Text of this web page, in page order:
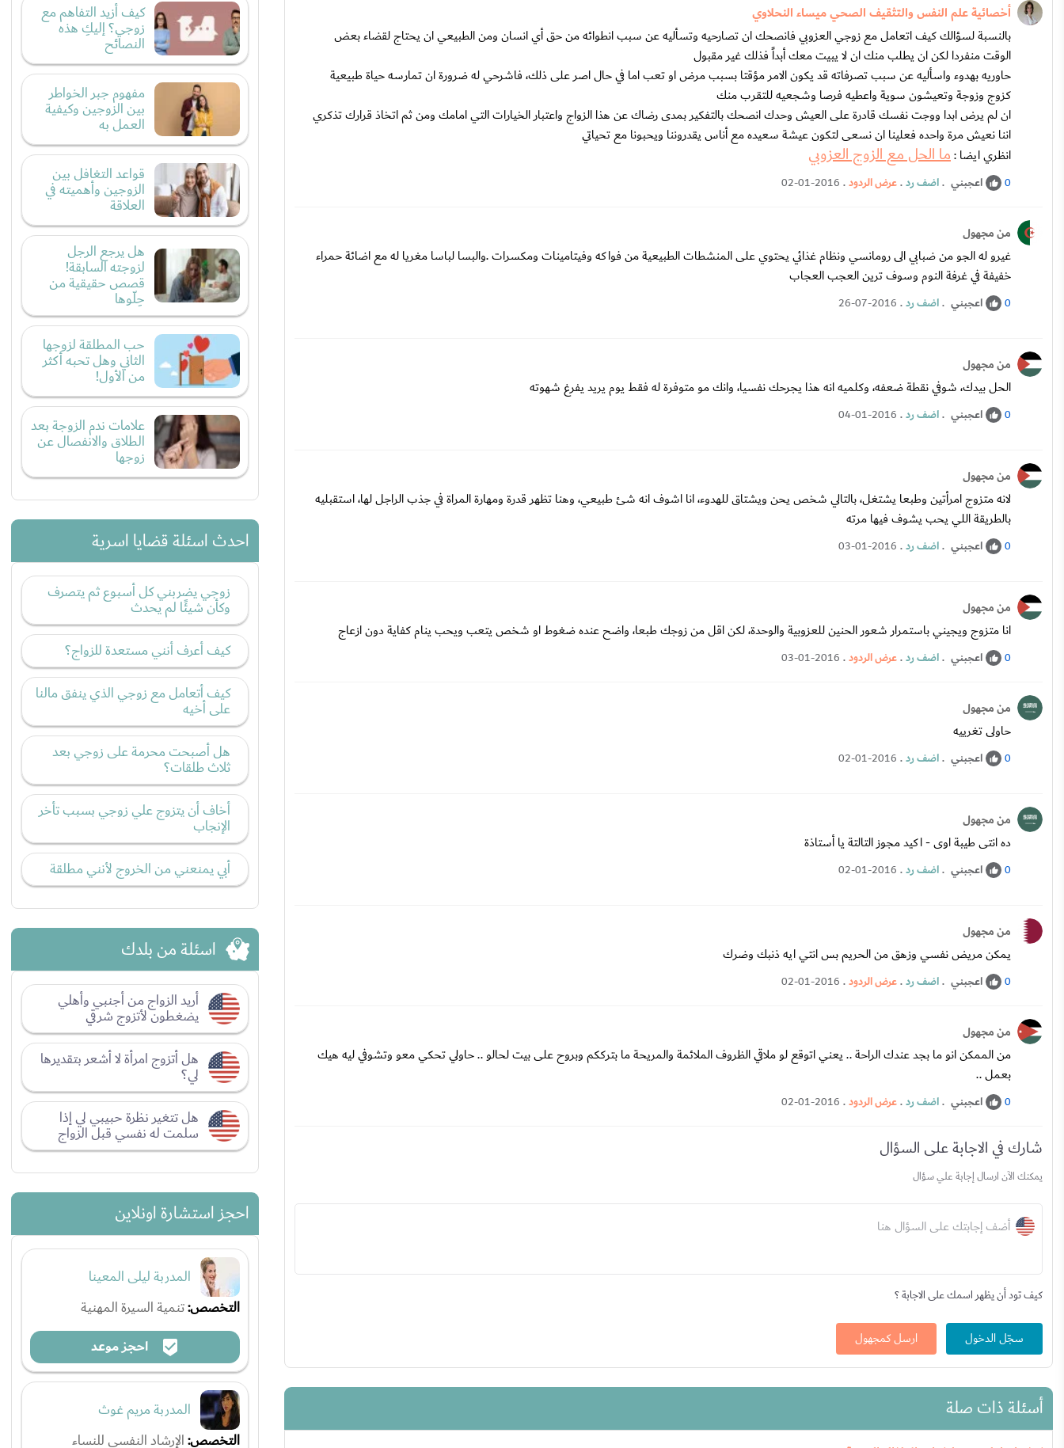
أخصائية علم النفس والتثقيف الصحي ميساء النحلاوي
بالنسبة لسؤالك كيف اتعامل مع زوجي العزوبي فانصحك ان تصارحيه وتسأليه عن سبب انطوائه من حق أي انسان ومن الطبيعي ان يحتاج لقضاء بعض
الوقت منفردا لكن ان يطلب منك ان لا يبيت معك أبداً فذلك غير مقبول
حاوريه بهدوء واسأليه عن سبب تصرفاته قد يكون الامر مؤقتا بسبب مرض او تعب اما في حال اصر على ذلك، فاشرحي له ضرورة ان تمارسه حياة طبيعية
كزوج وزوجة وتعيشون سوية واعطيه فرصا وشجعيه للتقرب منك
ان لم يرض ابدا ووجت نفسك قادرة على العيش وحدك انصحك بالتفكير بمدى رضاك عن هذا الزواج واعتبار الخيارات التي امامك ومن ثم اتخاذ قرارك تذكري
اننا نعيش مرة واحده فعلينا ان نسعى لتكون عيشة سعيده مع أناس يقدروننا ويحبونا مع تحياتي
انظري ايضا :ما الحل مع الزوج العزوبي
0 اعجبني .اضف رد.عرض الردود.
02-01-2016
من مجهول
غيرو له الجو من ضبابي الى رومانسي ونظام غذائي يحتوي على المنشطات الطبيعية من فواكه وفيتامينات ومكسرات .والبسا لباسا مغريا له مع اضائة حمراء
خفيفة في غرفة النوم وسوف ترين العجب العجاب
0 اعجبني .اضف رد.
26-07-2016
من مجهول
الحل بيدك، شوفي نقطة ضعفه، وكلميه انه هذا يجرحك نفسيا، وانك مو متوفرة له فقط يوم يريد يفرغ شهوته
0 اعجبني .اضف رد.
04-01-2016
من مجهول
لانه متزوج امرأتين وطبعا يشتغل، بالتالي شخص يحن ويشتاق للهدوء، انا اشوف انه شئ طبيعي، وهنا تظهر قدرة ومهارة المراة في جذب الراجل لها، استقبليه
بالطريقة اللي يحب يشوف فيها مرته
0 اعجبني .اضف رد.
03-01-2016
من مجهول
انا متزوج ويجيني باستمرار شعور الحنين للعزوبية والوحدة، لكن اقل من زوجك طبعا، واضح عنده ضغوط او شخص يتعب ويحب ينام كفاية دون ازعاج
0 اعجبني .اضف رد.عرض الردود.
03-01-2016
من مجهول
حاولى تغرييه
0 اعجبني .اضف رد.
02-01-2016
من مجهول
ده انتى طيبة اوى - اكيد مجوز التالتة يا أستاذة
0 اعجبني .اضف رد.
02-01-2016
من مجهول
يمكن مريض نفسي وزهق من الحريم بس انتي ايه ذنبك وضرك
0 اعجبني .اضف رد.عرض الردود.
02-01-2016
من مجهول
من الممكن انو ما بجد عندك الراحة .. يعني اتوقع لو ملاقي الظروف الملائمة والمريحة ما بترككم وبروح على بيت لحالو .. حاولي تحكي معو وتشوفي ليه هيك
بعمل ..
0 اعجبني .اضف رد.عرض الردود.
02-01-2016
شارك في الاجابة على السؤال
يمكنك الآن ارسال إجابة علي سؤال
أضف إجابتك على السؤال هنا
كيف تود أن يظهر اسمك على الاجابة ؟
سجّل الدخول ارسل كمجهول
أسئلة ذات صلة
كيف أزيد التفاهم مع
زوجي؟ إليكِ هذه
النصائح
مفهوم جبر الخواطر
بين الزوجين وكيفية
العمل به
قواعد التغافل بين
الزوجين وأهميته في
العلاقة
هل يرجع الرجل
لزوجته السابقة!
قصص حقيقية من
حِلّوها
حب المطلقة لزوجها
الثاني وهل تحبه أكثر
من الأول!
علامات ندم الزوجة بعد
الطلاق والانفصال عن
زوجها
احدث اسئلة قضايا اسرية
زوجي يضربني كل أسبوع ثم يتصرف
وكأن شيئًا لم يحدث
كيف أعرف أنني مستعدة للزواج؟
كيف أتعامل مع زوجي الذي ينفق مالنا
على أخيه
هل أصبحت محرمة على زوجي بعد
ثلاث طلقات؟
أخاف أن يتزوج علي زوجي بسبب تأخر
الإنجاب
أبي يمنعني من الخروج لأنني مطلقة
اسئلة من بلدك
أريد الزواج من أجنبي وأهلي
يضغطون لأتزوج شرقي
هل أتزوج امرأة لا أشعر بتقديرها
لي؟
هل تتغير نظرة حبيبي لي إذا
سلمت له نفسي قبل الزواج
احجز استشارة اونلاين
المدربة ليلى المعينا
التخصص:تنمية السيرة المهنية
احجز موعد
المدربة مريم غوث
التخصص:الإرشاد النفسي للنساء